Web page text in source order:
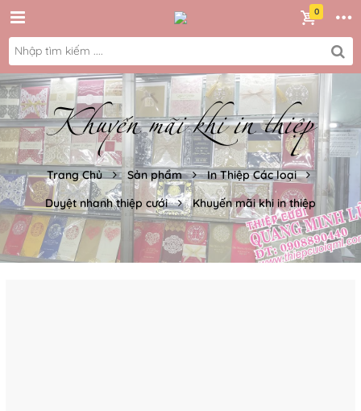
Khuyến mãi khi in thiệp
Trang Chủ Sản phẩm
In Thiệp Các loại
Duyệt nhanh thiệp cưới
Khuyến mãi khi in thiệp